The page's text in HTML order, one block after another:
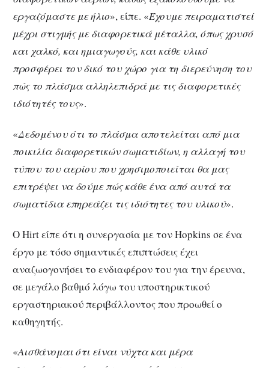
εργαζόμαστε με ήλιο», είπε. «Έχουμε πειραματιστεί
μέχρι στιγμής με διαφορετικά μέταλλα, όπως χρυσό
και χαλκό, και ημιαγωγούς, και κάθε υλικό
προσφέρει τον δικό του χώρο για τη διερεύνηση του
πώς το πλάσμα αλληλεπιδρά με τις διαφορετικές
ιδιότητές τους».
«Δεδομένου ότι το πλάσμα αποτελείται από μια
ποικιλία διαφορετικών σωματιδίων, η αλλαγή του
τύπου του αερίου που χρησιμοποιείται θα μας
επιτρέψει να δούμε πώς κάθε ένα από αυτά τα
σωματίδια επηρεάζει τις ιδιότητες του υλικού».
Ο Hirt είπε ότι η συνεργασία με τον Hopkins σε ένα
έργο με τόσο σημαντικές επιπτώσεις έχει
αναζωογονήσει το ενδιαφέρον του για την έρευνα,
σε μεγάλο βαθμό λόγω του υποστηρικτικού
εργαστηριακού περιβάλλοντος που προωθεί ο
καθηγητής.
«Αισθάνομαι ότι είναι νύχτα και μέρα